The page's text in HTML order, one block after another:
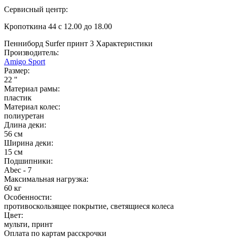
Сервисный центр:
Кропоткина 44 с 12.00 до 18.00
Пенниборд Surfer принт 3 Характеристики
Производитель:
Amigo Sport
Размер:
22 "
Материал рамы:
пластик
Материал колес:
полиуретан
Длина деки:
56 см
Ширина деки:
15 см
Подшипники:
Аbec - 7
Максимальная нагрузка:
60 кг
Особенности:
противоскользящее покрытие, светящиеся колеса
Цвет:
мульти, принт
Оплата по картам расскрочки